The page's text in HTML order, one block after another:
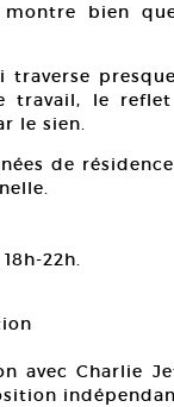
bien
travail, le
le sien.
de
22h.
avec Charlie